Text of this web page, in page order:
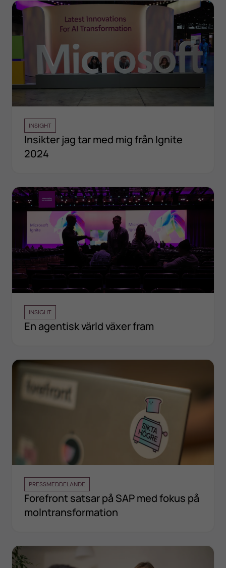
INSIGHT
Insikter jag tar med mig från Ignite
2024
INSIGHT
En agentisk värld växer fram
PRESSMEDDELANDE
Forefront satsar på SAP med fokus på
molntransformation